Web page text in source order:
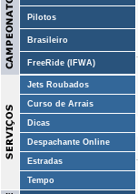
Pilotos
Brasileiro
FreeRide (IFWA)
Jets Roubados
Curso de Arrais
Dicas
Despachante Online
Estradas
Tempo